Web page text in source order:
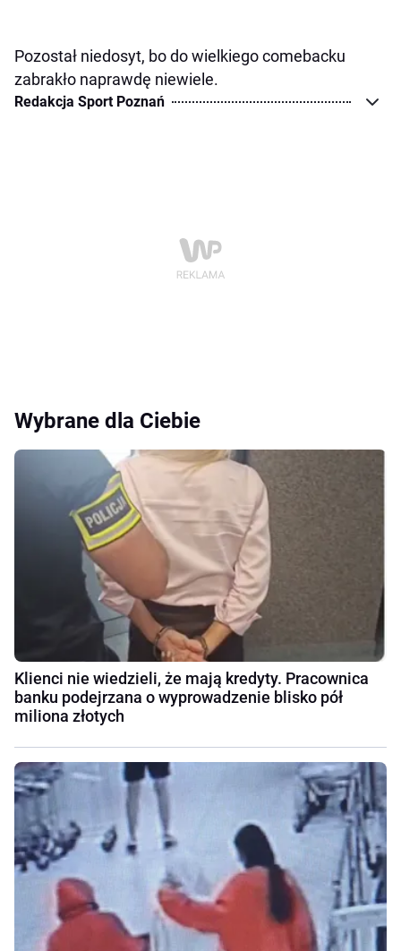
Pozostał niedosyt, bo do wielkiego comebacku
zabrakło naprawdę niewiele.
Redakcja Sport Poznań
Wybrane dla Ciebie
Klienci nie wiedzieli, że mają kredyty. Pracownica
banku podejrzana o wyprowadzenie blisko pół
miliona złotych